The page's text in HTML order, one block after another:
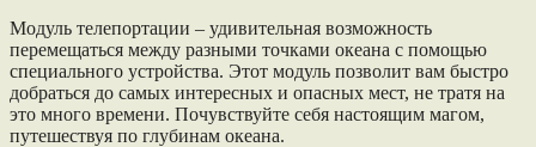
Модуль телепортации – удивительная возможность
перемещаться между разными точками океана с помощью
специального устройства. Этот модуль позволит вам быстро
добраться до самых интересных и опасных мест, не тратя на
это много времени. Почувствуйте себя настоящим магом,
путешествуя по глубинам океана.